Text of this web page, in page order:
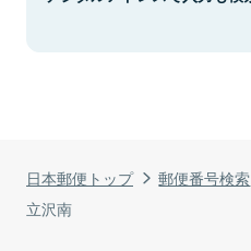
日本郵便トップ 郵便番号検索
立沢南